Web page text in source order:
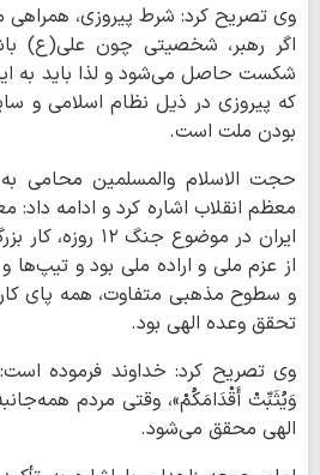
وی تصریح کرد: شرط پیروزی،
اگر رهبر، شخصیتی چون علی(ع)
شکست حاصل می‌شود و لذا باید به
که پیروزی در ذیل نظام اسلامی و
بودن ملت است.
حجت الاسلام والمسلمین محامی
معظم انقلاب اشاره کرد و ادامه داد:
ایران در موضوع
از عزم ملی و اراده ملی بود و تیپ‌ها
و سطوح مذهبی متفاوت، همه پای
تحقق وعده الهی بود.
وی تصریح کرد: خداوند فرموده است:
وَیُثَبِّتْ أَقْدَامَکُمْ»، وقتی مردم
الهی محقق می‌شود.